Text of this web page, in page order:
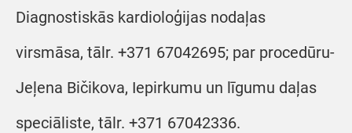
Diagnostiskās kardioloģijas nodaļas
virsmāsa, tālr. +371 67042695; par procedūru-
Jeļena Bičikova, Iepirkumu un līgumu daļas
speciāliste, tālr. +371 67042336.